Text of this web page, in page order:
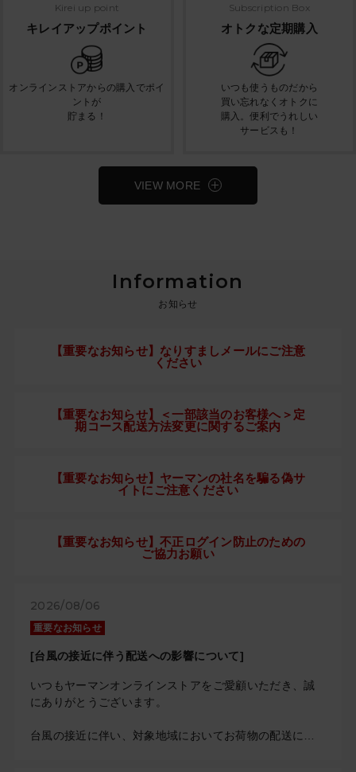
Kirei up point
キレイアップポイント
オンラインストアからの購入でポイ
ントが
貯まる！
Subscription Box
オトクな定期購入
いつも使うものだから
買い忘れなくオトクに
購入。便利でうれしい
サービスも！
VIEW MORE
Information
お知らせ
【重要なお知らせ】なりすましメールにご注意
ください
【重要なお知らせ】＜一部該当のお客様へ＞定
期コース配送方法変更に関するご案内
【重要なお知らせ】ヤーマンの社名を騙る偽サ
イトにご注意ください
【重要なお知らせ】不正ログイン防止のための
ご協力お願い
2026/08/06
重要なお知らせ
[台風の接近に伴う配送への影響について]
いつもヤーマンオンラインストアをご愛顧いただき、誠
にありがとうございます。
台風の接近に伴い、対象地域においてお荷物の配送に影